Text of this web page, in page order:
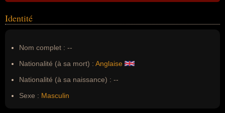
Identité
Nom complet : --
Nationalité (à sa mort) : Anglaise
Nationalité (à sa naissance) : --
Sexe : Masculin